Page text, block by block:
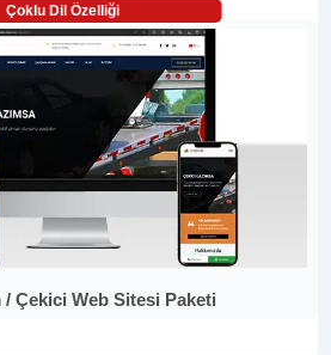
Çoklu Dil Özelliği
/ Çekici Web Sitesi Paketi